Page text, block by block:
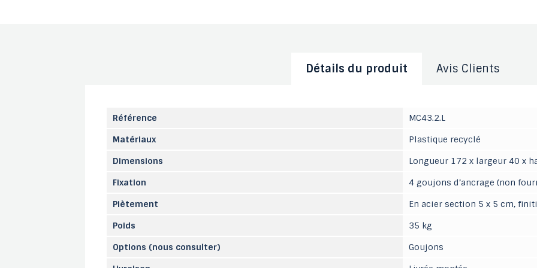
Détails du produit Avis Clients
Référence
MC43.2.L
Matériaux
Plastique recyclé
Dimensions
Longueur 172 x largeur 40 x
Fixation
4 goujons d’ancrage (non
Piètement
En acier section 5 x 5 cm,
Poids
35 kg
Options (nous consulter)
Goujons